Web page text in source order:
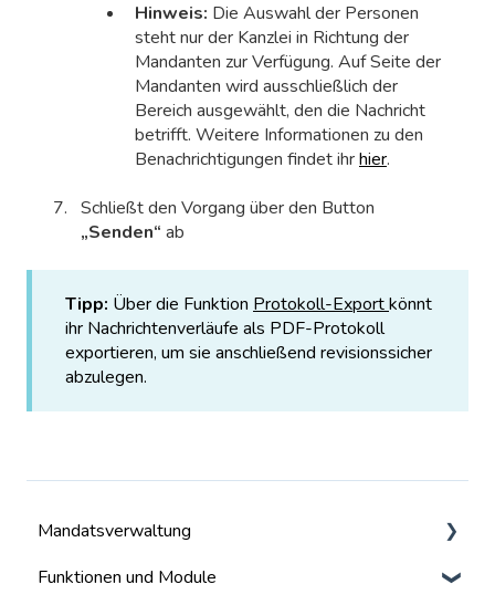
Hinweis: Die Auswahl der Personen
steht nur der Kanzlei in Richtung der
Mandanten zur Verfügung. Auf Seite der
Mandanten wird ausschließlich der
Bereich ausgewählt, den die Nachricht
betrifft. Weitere Informationen zu den
Benachrichtigungen findet ihrhier.
Schließt den Vorgang über den Button
„Senden“ ab
Tipp: Über die Funktion Protokoll-Exportkönnt
ihr Nachrichtenverläufe als PDF-Protokoll
exportieren, um sie anschließend revisionssicher
abzulegen.
Mandatsverwaltung
Mandate
Funktionen und Module